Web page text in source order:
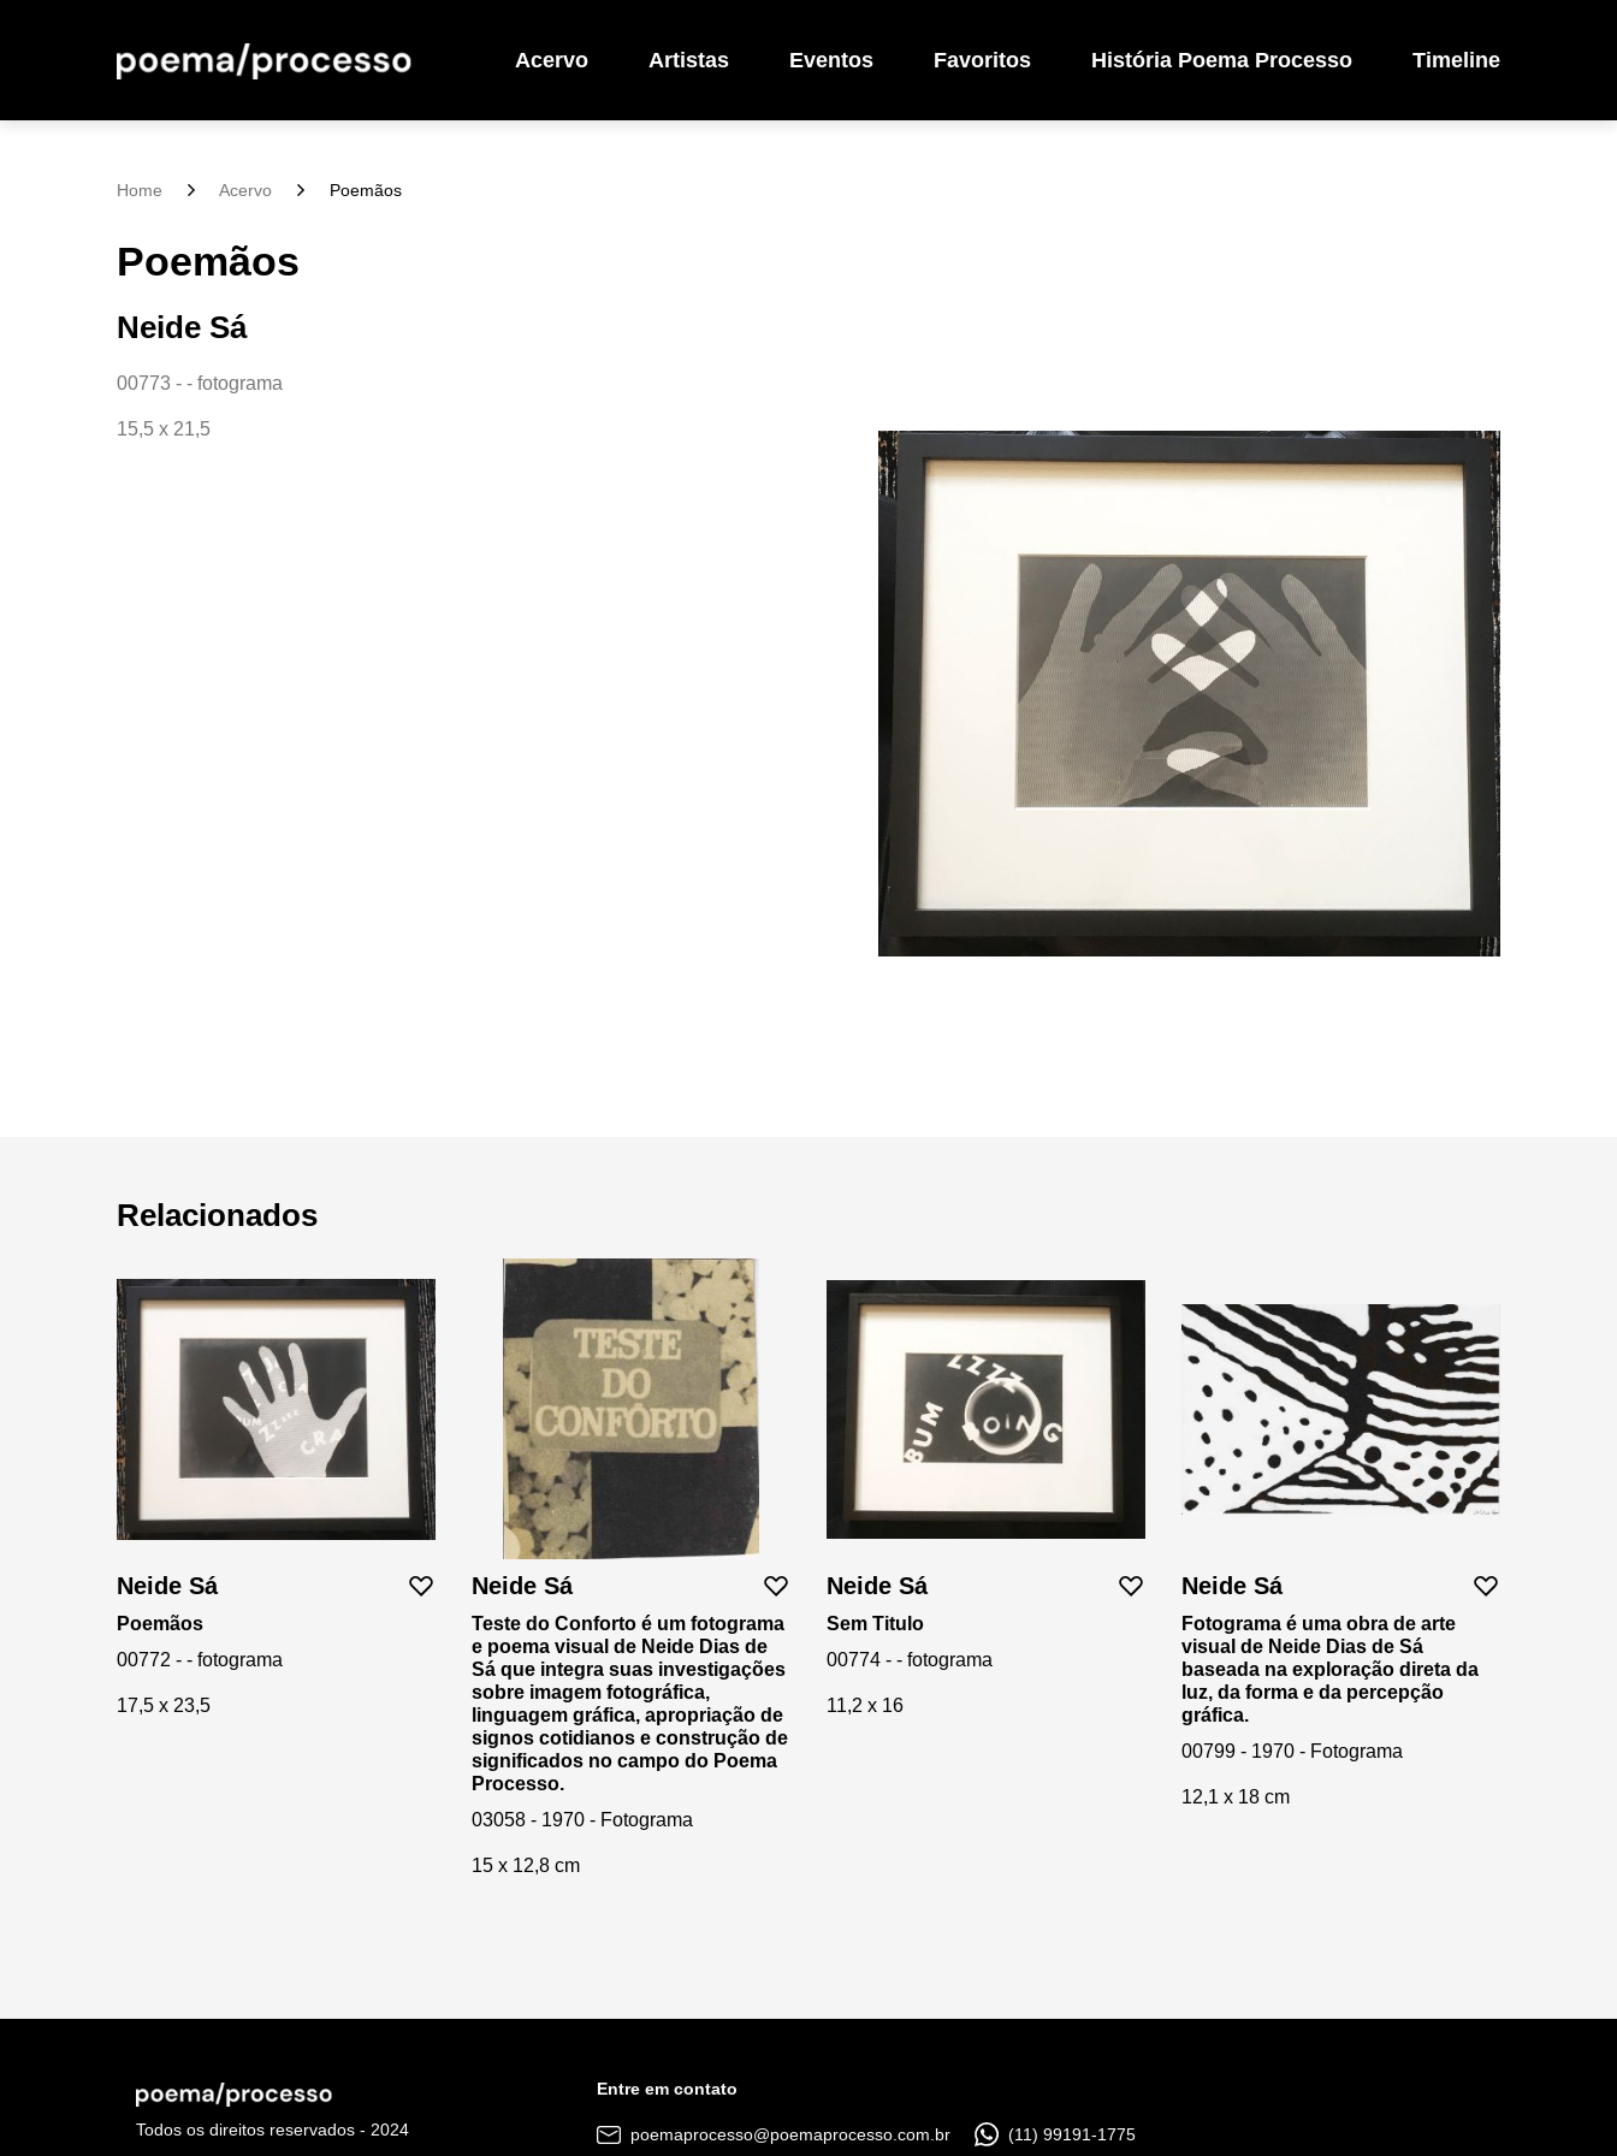
Acervo Artistas Eventos Favoritos História Poema Processo Timeline
Home Acervo Poemãos
Poemãos
Neide Sá
00773 - - fotograma
15,5 x 21,5
Relacionados
Neide Sá
Poemãos
00772 - - fotograma
17,5 x 23,5
Neide Sá
Teste do Conforto é um fotograma
e poema visual de Neide Dias de
Sá que integra suas investigações
sobre imagem fotográfica,
linguagem gráfica, apropriação de
signos cotidianos e construção de
significados no campo do Poema
Processo.
03058 - 1970 - Fotograma
15 x 12,8 cm
Neide Sá
Sem Titulo
00774 - - fotograma
11,2 x 16
Neide Sá
Fotograma é uma obra de arte
visual de Neide Dias de Sá
baseada na exploração direta da
luz, da forma e da percepção
gráfica.
00799 - 1970 - Fotograma
12,1 x 18 cm
Todos os direitos reservados - 2024
Entre em contato
poemaprocesso@poemaprocesso.com.br (11) 99191-1775